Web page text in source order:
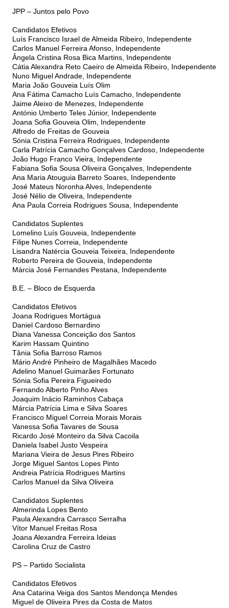
JPP – Juntos pelo Povo
Candidatos Efetivos
Luís Francisco Israel de Almeida Ribeiro, Independente
Carlos Manuel Ferreira Afonso, Independente
Ângela Cristina Rosa Bica Martins, Independente
Cátia Alexandra Reto Caeiro de Almeida Ribeiro, Independente
Nuno Miguel Andrade, Independente
Maria João Gouveia Luís Olim
Ana Fátima Camacho Luís Camacho, Independente
Jaime Aleixo de Menezes, Independente
António Umberto Teles Júnior, Independente
Joana Sofia Gouveia Olim, Independente
Alfredo de Freitas de Gouveia
Sónia Cristina Ferreira Rodrigues, Independente
Carla Patrícia Camacho Gonçalves Cardoso, Independente
João Hugo Franco Vieira, Independente
Fabiana Sofia Sousa Oliveira Gonçalves, Independente
Ana Maria Atouguia Barreto Soares, Independente
José Mateus Noronha Alves, Independente
José Nélio de Oliveira, Independente
Ana Paula Correia Rodrigues Sousa, Independente
Candidatos Suplentes
Lomelino Luís Gouveia, Independente
Filipe Nunes Correia, Independente
Lisandra Natércia Gouveia Teixeira, Independente
Roberto Pereira de Gouveia, Independente
Márcia José Fernandes Pestana, Independente
B.E. – Bloco de Esquerda
Candidatos Efetivos
Joana Rodrigues Mortágua
Daniel Cardoso Bernardino
Diana Vanessa Conceição dos Santos
Karim Hassam Quintino
Tânia Sofia Barroso Ramos
Mário André Pinheiro de Magalhães Macedo
Adelino Manuel Guimarães Fortunato
Sónia Sofia Pereira Figueiredo
Fernando Alberto Pinho Alves
Joaquim Inácio Raminhos Cabaça
Márcia Patrícia Lima e Silva Soares
Francisco Miguel Correia Morais Morais
Vanessa Sofia Tavares de Sousa
Ricardo José Monteiro da Silva Cacoila
Daniela Isabel Justo Vespeira
Mariana Vieira de Jesus Pires Ribeiro
Jorge Miguel Santos Lopes Pinto
Andreia Patrícia Rodrigues Martins
Carlos Manuel da Silva Oliveira
Candidatos Suplentes
Almerinda Lopes Bento
Paula Alexandra Carrasco Serralha
Vítor Manuel Freitas Rosa
Joana Alexandra Ferreira Ideias
Carolina Cruz de Castro
PS – Partido Socialista
Candidatos Efetivos
Ana Catarina Veiga dos Santos Mendonça Mendes
Miguel de Oliveira Pires da Costa de Matos